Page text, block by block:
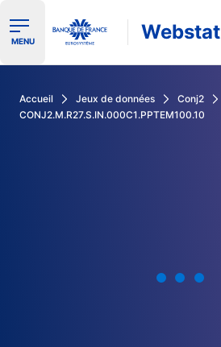
Ouvrir le menu de navigation
MENU Webstat
Accueil Jeux de données
Conj2
CONJ2.M.R27.S.IN.000C1.PPTEM100.10